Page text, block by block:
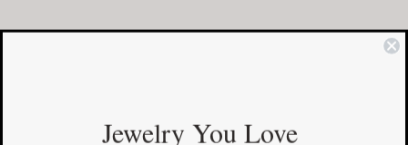
COMMUNITY
FacebookJewelry You Love